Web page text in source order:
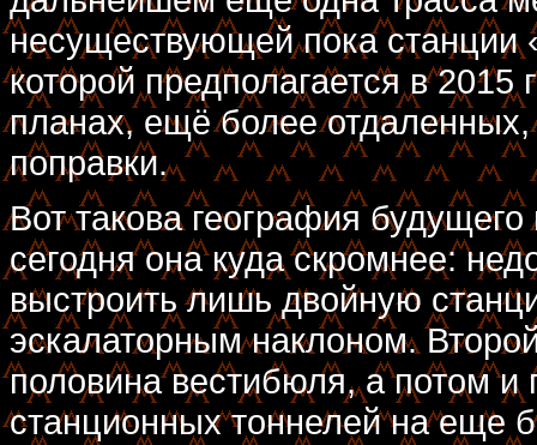
несуществующей пока
которой предполагается в 2015
планах, ещё более отдаленных,
поправки.
Вот такова география
сегодня она куда скромнее:
выстроить лишь двойную
эскалаторным наклоном.
половина вестибюля, а потом и
станционных тоннелей на еще